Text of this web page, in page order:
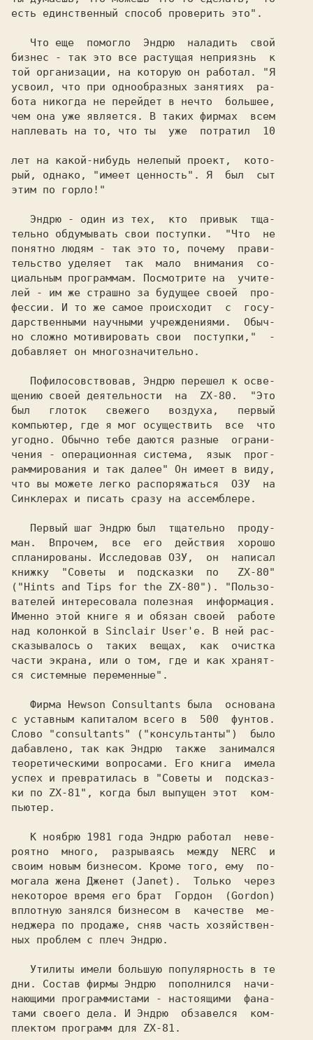
есть единственный способ проверить это".
   Что еще  помогло
Эндрю наладить  свой
бизнес - так это все растущая неприязнь  к
той организации, на которую он работал.
"Я
усвоил, что при однообразных занятиях  ра-
бота никогда не перейдет в нечто  большее,
чем она уже является. В таких фирмах  всем
наплевать на то, что ты  уже  потратил  10
лет на какой-нибудь нелепый проект,  кото-
рый, однако, "имеет ценность". Я  был  сыт
этим по горло!"
   Эндрю
- один из тех,  кто  привык  тща-
тельно обдумывать свои поступки.
"Что  не
понятно людям - так это то, почему  прави-
тельство уделяет  так  мало  внимания  со-
циальным программам. Посмотрите на  учите-
лей - им же страшно за будущее своей  про-
фессии. И то же самое происходит  с  госу-
дарственными научными учреждениями.  Обыч-
но сложно мотивировать свои  поступки,"
-
добавляет он многозначительно.
   Пофилосовствовав,
Эндрю перешел к осве-
щению своей деятельности  на ZX-80.
"Это
был   глоток   свежего   воздуха,   первый
компьютер, где я мог осуществить  все  что
угодно. Обычно тебе даются разные  ограни-
чения - операционная система,  язык  прог-
раммирования и так далее" Он имеет в виду,
Синклерах и писать сразу на ассемблере.
   Первый шаг
Эндрю был  тщательно  проду-
ман.  Впрочем,  все  его  действия  хорошо
спланированы. Исследовав ОЗУ,  он  написал
книжку
"Советы  и  подсказки  по   ZX-80"
("Hints and Tips for the ZX-80"). "Пользо-
вателей интересовала полезная  информация.
Именно этой книге я и обязан своей  работе
над колонкой в Sinclair User'е. В ней рас-
сказывалось о  таких  вещах,  как  очистка
части экрана, или о том, где и как хранят-
ся системные переменные".
   Фирма
Hewson Consultants была  основана
с уставным капиталом всего в  500  фунтов.
Слово "consultants" ("консультанты")  было
дабавлено, так как Эндрю также  занимался
теоретическими вопросами. Его книга  имела
успех и превратилась в
"Советы и  подсказ-
ки по ZX-81", когда был выпущен этот  ком-
пьютер.
   К ноябрю 1981 года
Эндрю работал  неве-
роятно  много,  разрываясь  между NERC и
своим новым бизнесом. Кроме того, ему  по-
могала жена Дженет (Janet). Только  через
некоторое время его брат
вплотную занялся бизнесом в  качестве  ме-
неджера по продаже, сняв часть хозяйствен-
ных проблем с плеч Эндрю.
дни. Состав фирмы Эндрю пополнился  начи-
нающими программистами - настоящими  фана-
тами своего дела. И Эндрю обзавелся  ком-
плектом программ для ZX-81.